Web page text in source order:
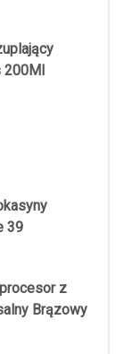
200Ml
39
procesor z
Brązowy